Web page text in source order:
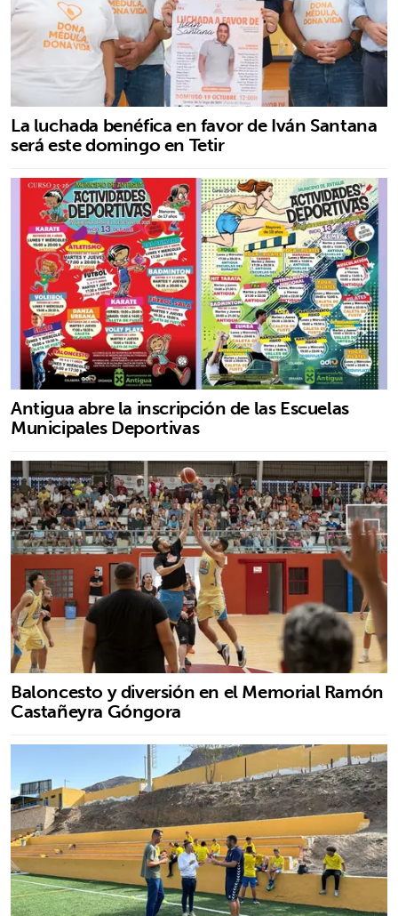
La luchada benéfica en favor de Iván Santana
será este domingo en Tetir
Antigua abre la inscripción de las Escuelas
Municipales Deportivas
Baloncesto y diversión en el Memorial Ramón
Castañeyra Góngora